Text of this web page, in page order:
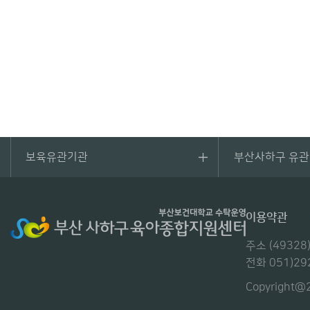
보육유관기관 부산사하구 유
이용약관
주소 (49328)
전화